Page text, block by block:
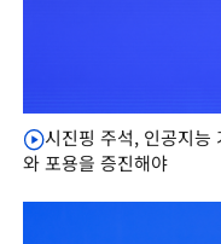
시진핑 주석, 인공지능
와 포용을 증진해야